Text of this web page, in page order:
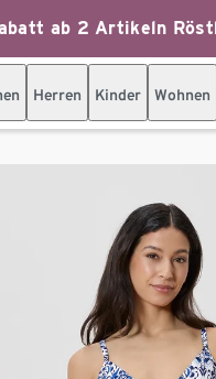
ab 2 Artikeln
Herren Kinder Wohnen